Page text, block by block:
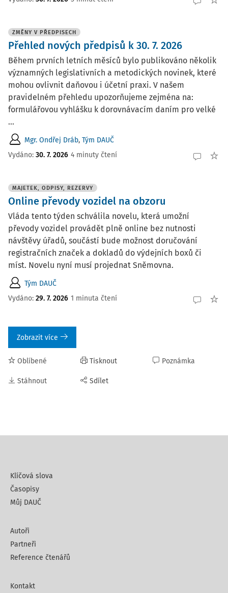
ZMĚNY V PŘEDPISECH
Přehled nových předpisů k 30. 7. 2026
Během prvních letních měsíců bylo publikováno několik
významných legislativních a metodických novinek, které
mohou ovlivnit daňovou i účetní praxi. V našem
pravidelném přehledu upozorňujeme zejména na:
formulářovou vyhlášku k dorovnávacím daním pro velké
...
Mgr. Ondřej Dráb, Tým DAUČ
Vydáno: 30. 7. 2026 4 minuty čtení
MAJETEK, ODPISY, REZERVY
Online převody vozidel na obzoru
Vláda tento týden schválila novelu, která umožní
převody vozidel provádět plně online bez nutnosti
návštěvy úřadů, součástí bude možnost doručování
registračních značek a dokladů do výdejních boxů či
míst. Novelu nyní musí projednat Sněmovna.
Tým DAUČ
Vydáno: 29. 7. 2026 1 minuta čtení
Zobrazit více
Oblíbené
Stáhnout
Tisknout
Sdílet
Poznámka
Klíčová slova
Časopisy
Můj DAUČ
Autoři
Partneři
Reference čtenářů
Kontakt